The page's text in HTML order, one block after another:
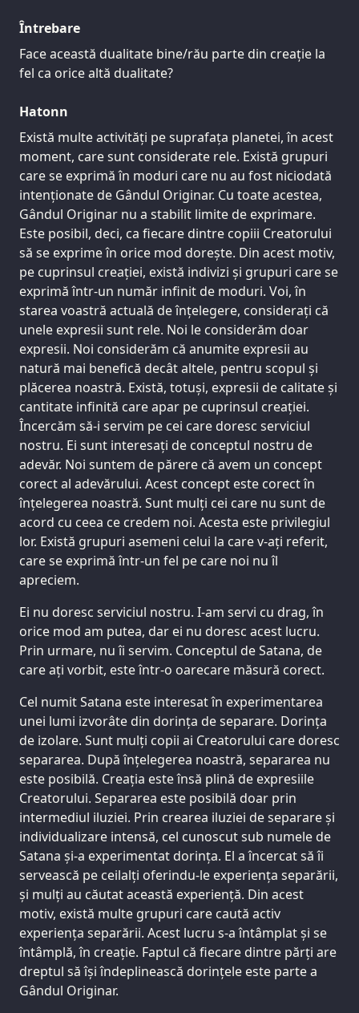
Întrebare
Face această dualitate bine/rău parte din creație la
fel ca orice altă dualitate?
Hatonn
Există multe activități pe suprafața planetei, în acest
moment, care sunt considerate rele. Există grupuri
care se exprimă în moduri care nu au fost niciodată
intenționate de Gândul Originar. Cu toate acestea,
Gândul Originar nu a stabilit limite de exprimare.
Este posibil, deci, ca fiecare dintre copiii Creatorului
să se exprime în orice mod dorește. Din acest motiv,
pe cuprinsul creației, există indivizi și grupuri care se
exprimă într-un număr infinit de moduri. Voi, în
starea voastră actuală de înțelegere, considerați că
unele expresii sunt rele. Noi le considerăm doar
expresii. Noi considerăm că anumite expresii au
natură mai benefică decât altele, pentru scopul și
plăcerea noastră. Există, totuși, expresii de calitate și
cantitate infinită care apar pe cuprinsul creației.
Încercăm să-i servim pe cei care doresc serviciul
nostru. Ei sunt interesați de conceptul nostru de
adevăr. Noi suntem de părere că avem un concept
corect al adevărului. Acest concept este corect în
înțelegerea noastră. Sunt mulți cei care nu sunt de
acord cu ceea ce credem noi. Acesta este privilegiul
lor. Există grupuri asemeni celui la care v-ați referit,
care se exprimă într-un fel pe care noi nu îl
apreciem.
Ei nu doresc serviciul nostru. I-am servi cu drag, în
orice mod am putea, dar ei nu doresc acest lucru.
Prin urmare, nu îi servim. Conceptul de Satana, de
care ați vorbit, este într-o oarecare măsură corect.
Cel numit Satana este interesat în experimentarea
unei lumi izvorâte din dorința de separare. Dorința
de izolare. Sunt mulți copii ai Creatorului care doresc
separarea. După înțelegerea noastră, separarea nu
este posibilă. Creația este însă plină de expresiile
Creatorului. Separarea este posibilă doar prin
intermediul iluziei. Prin crearea iluziei de separare și
individualizare intensă, cel cunoscut sub numele de
Satana și-a experimentat dorința. El a încercat să îi
servească pe ceilalți oferindu-le experiența separării,
și mulți au căutat această experiență. Din acest
motiv, există multe grupuri care caută activ
experiența separării. Acest lucru s-a întâmplat și se
întâmplă, în creație. Faptul că fiecare dintre părți are
dreptul să își îndeplinească dorințele este parte a
Gândul Originar.